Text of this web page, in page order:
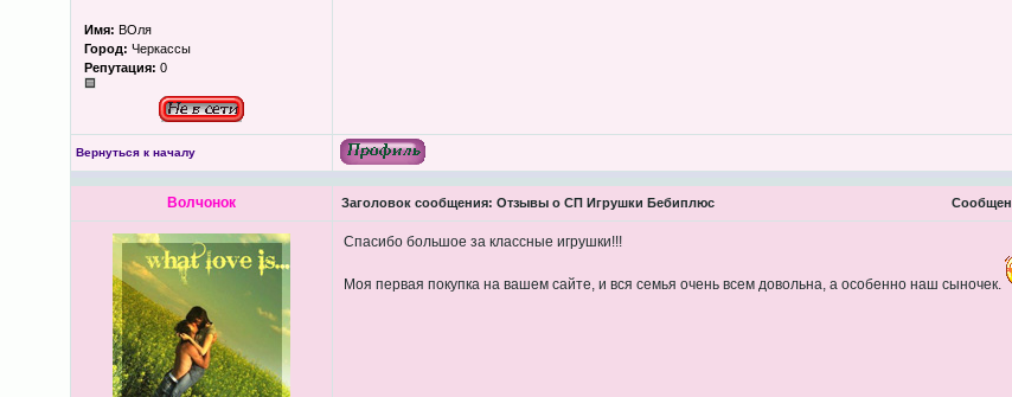
Имя: ВОля
Город: Черкассы
Репутация: 0
Вернуться к началу
Волчонок Заголовок сообщения: Отзывы о СП Игрушки Бебиплюс
Спасибо большое за классные игрушки!!!
Моя первая покупка на вашем сайте, и вся семья очень всем довольна, а особенно наш сыночек.